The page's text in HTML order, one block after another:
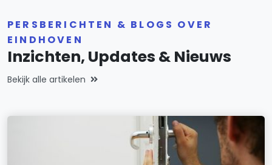
PERSBERICHTEN & BLOGS OVER
EINDHOVEN
Inzichten, Updates & Nieuws
Bekijk alle artikelen